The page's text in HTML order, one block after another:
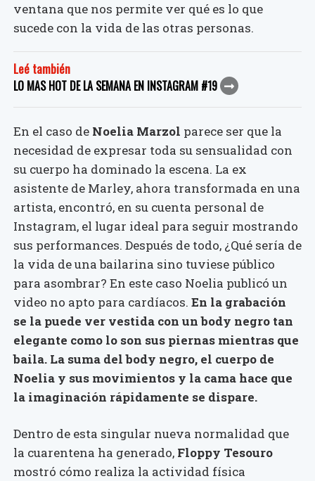
ventana que nos permite ver qué es lo que
sucede con la vida de las otras personas.
Leé también
LO MAS HOT DE LA SEMANA EN INSTAGRAM #19
En el caso de Noelia Marzol parece ser que la
necesidad de expresar toda su sensualidad con
su cuerpo ha dominado la escena. La ex
asistente de Marley, ahora transformada en una
artista, encontró, en su cuenta personal de
Instagram, el lugar ideal para seguir mostrando
sus performances. Después de todo, ¿Qué sería de
la vida de una bailarina sino tuviese público
para asombrar? En este caso Noelia publicó un
video no apto para cardíacos. En la grabación
se la puede ver vestida con un body negro tan
elegante como lo son sus piernas mientras que
baila. La suma del body negro, el cuerpo de
Noelia y sus movimientos y la cama hace que
la imaginación rápidamente se dispare.
Dentro de esta singular nueva normalidad que
la cuarentena ha generado, Floppy Tesouro
mostró cómo realiza la actividad física